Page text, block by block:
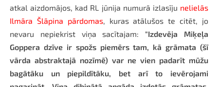
atkal aizdomājos, kad RL jūnija numurā izlasīju nelielās
Ilmāra Šlāpina pārdomas, kuras atālušos te citēt, jo
nevaru nepiekrist viņa sacītajam: "Izdevēja Miķeļa
Goppera dzīve ir spožs piemērs tam, kā grāmata (šī
vārda abstraktajā nozīmē) var ne vien padarīt mūžu
bagātāku un piepildītāku, bet arī to ievērojami